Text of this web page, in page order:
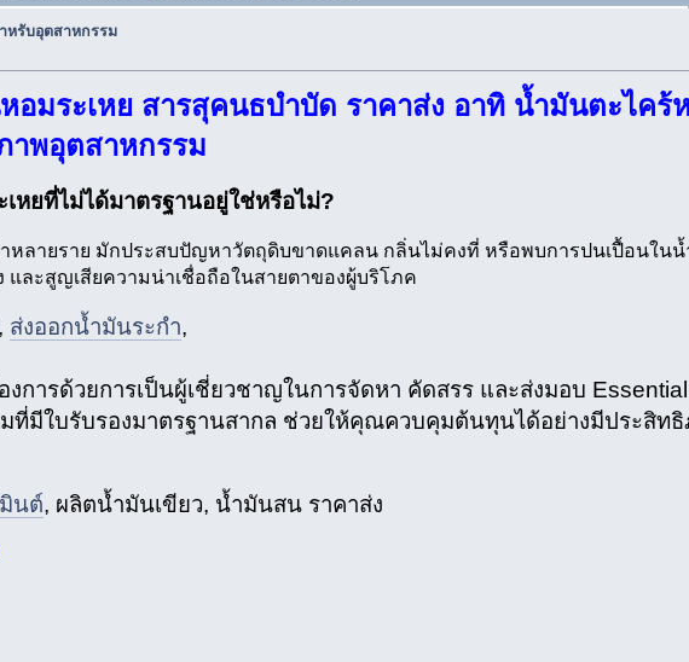
หรับอุตสาหกรรม
อมระเหย สารสุคนธบำบัด ราคาส่ง อาทิ น้ำมันตะไคร้
พอุตสาหกรรม
ยที่ไม่ได้มาตรฐานอยู่ใช่หรือไม่?
ลายราย มักประสบปัญหาวัตถุดิบขาดแคลน กลิ่นไม่คงที่ หรือพบการปนเปื้อนใน
ะสูญเสียความน่าเชื่อถือในสายตาของผู้บริโภค
ส่งออกน้ำมันระกำ,
การด้วยการเป็นผู้เชี่ยวชาญในการจัดหา คัดสรร และส่งมอบ
ที่มีใบรับรองมาตรฐานสากล ช่วยให้คุณควบคุมต้นทุนได้อย่างมีประสิท
นต์, ผลิตน้ำมันเขียว, น้ำมันสน ราคาส่ง